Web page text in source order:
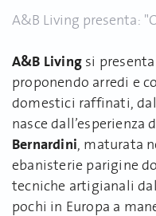
A&B Living presenta:
A&B Living si
proponendo arredi e
domestici raffinati, dal
nasce dall’esperienza
Bernardini, maturata
ebanisterie parigine
tecniche artigianali
pochi in Europa a